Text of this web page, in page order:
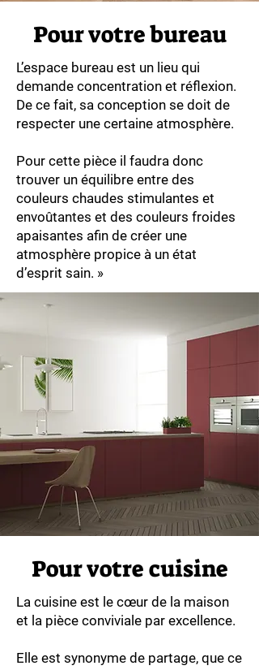
Pour votre bureau
L’espace bureau est un lieu qui
demande concentration et réflexion.
De ce fait, sa conception se doit de
respecter une certaine atmosphère.
Pour cette pièce il faudra donc
trouver un équilibre entre des
couleurs chaudes stimulantes et
envoûtantes et des couleurs froides
apaisantes afin de créer une
atmosphère propice à un état
d’esprit sain. »
Pour votre cuisine
La cuisine est le cœur de la maison
et la pièce conviviale par excellence.
Elle est synonyme de partage, que ce